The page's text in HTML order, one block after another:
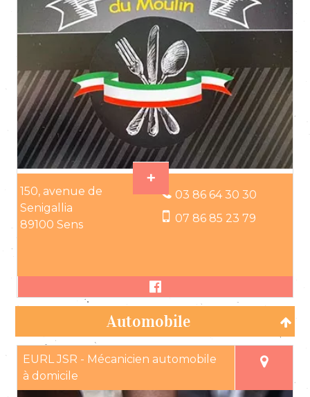
150, avenue de
Senigallia
89100 Sens
03 86 64 30 30
07 86 85 23 79
Automobile
EURL JSR - Mécanicien automobile
à domicile